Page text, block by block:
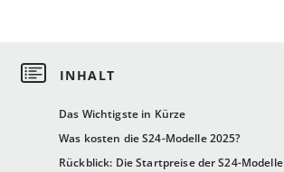
Das Wichtigste in Kürze
Was kosten die S24-Modelle 2025?
Rückblick: Die Startpreise der S24-Modelle